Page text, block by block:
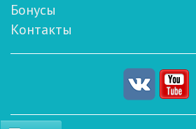
Бонусы
Контакты